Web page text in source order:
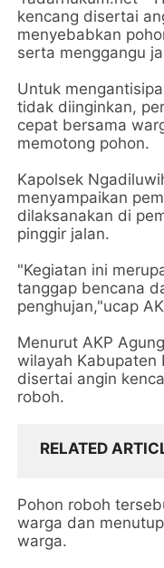
kencang disertai
menyebabkan
serta menggangu
Untuk
tidak diinginkan,
cepat bersama
memotong pohon.
Kapolsek
menyampaikan
dilaksanakan di
pinggir jalan.
"Kegiatan ini
tanggap bencana
penghujan,"ucap
Menurut AKP
wilayah Kabupaten
disertai angin
roboh.
RELATED
Pohon roboh
warga dan
warga.